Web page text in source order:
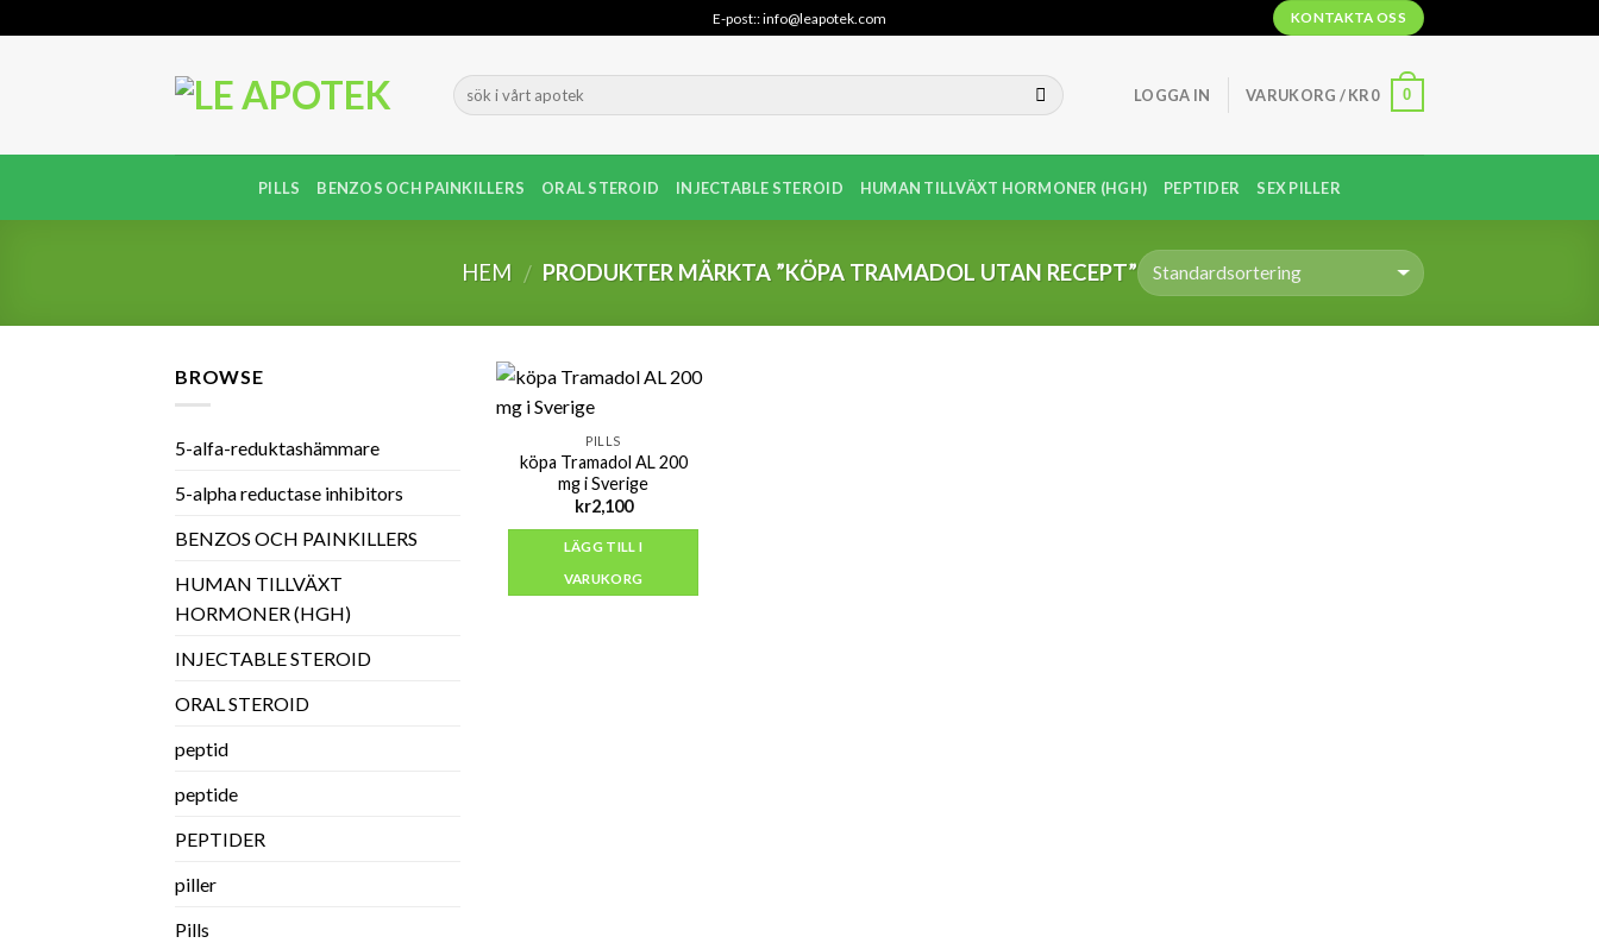
to
E-post:: info@leapotek.com KONTAKTA OSS
LOGGA IN VARUKORG /KR0 0
PILLS BENZOS OCH PAINKILLERS ORAL STEROID INJECTABLE STEROID HUMAN TILLVÄXT HORMONER (HGH) PEPTIDER SEX PILLER
HEM / PRODUKTER MÄRKTA ”KÖPA TRAMADOL UTAN RECEPT”
BROWSE
5-alfa-reduktashämmare
5-alpha reductase inhibitors
BENZOS OCH PAINKILLERS
HUMAN TILLVÄXT
HORMONER (HGH)
INJECTABLE STEROID
ORAL STEROID
peptid
peptide
PEPTIDER
piller
Pills
PILLS
köpa Tramadol AL 200
mg i Sverige
kr2,100
LÄGG TILL I
VARUKORG